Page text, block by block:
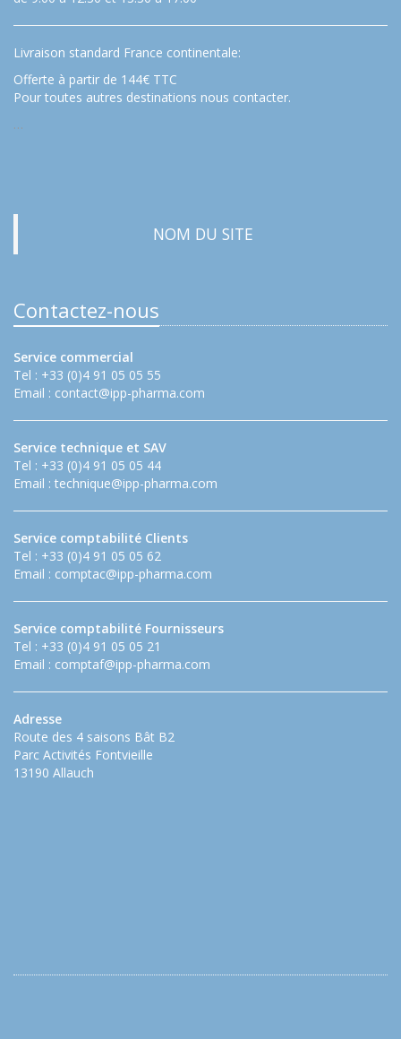
Livraison standard France continentale:
Offerte à partir de 144€ TTC
Pour toutes autres destinations nous contacter.
…
NOM DU SITE
Contactez-nous
Service commercial
Tel : +33 (0)4 91 05 05 55
Email : contact@ipp-pharma.com
Service technique et SAV
Tel : +33 (0)4 91 05 05 44
Email : technique@ipp-pharma.com
Service comptabilité Clients
Tel : +33 (0)4 91 05 05 62
Email : comptac@ipp-pharma.com
Service comptabilité Fournisseurs
Tel : +33 (0)4 91 05 05 21
Email : comptaf@ipp-pharma.com
Adresse
Route des 4 saisons Bât B2
Parc Activités Fontvieille
13190 Allauch